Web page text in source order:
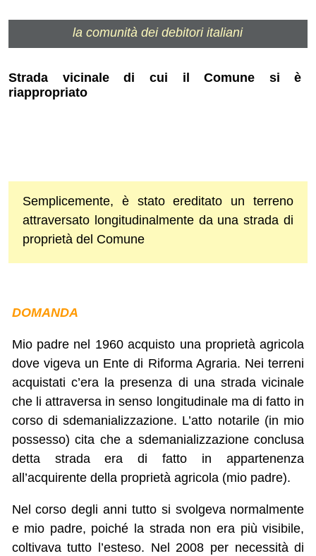
la comunità dei debitori italiani
Strada vicinale di cui il Comune si è
riappropriato
Semplicemente, è stato ereditato un terreno
attraversato longitudinalmente da una strada di
proprietà del Comune
DOMANDA
Mio padre nel 1960 acquisto una proprietà agricola
dove vigeva un Ente di Riforma Agraria. Nei terreni
acquistati c’era la presenza di una strada vicinale
che li attraversa in senso longitudinale ma di fatto in
corso di sdemanializzazione. L’atto notarile (in mio
possesso) cita che a sdemanializzazione conclusa
detta strada era di fatto in appartenenza
all’acquirente della proprietà agricola (mio padre).
Nel corso degli anni tutto si svolgeva normalmente
e mio padre, poiché la strada non era più visibile,
coltivava tutto l’esteso. Nel 2008 per necessità di